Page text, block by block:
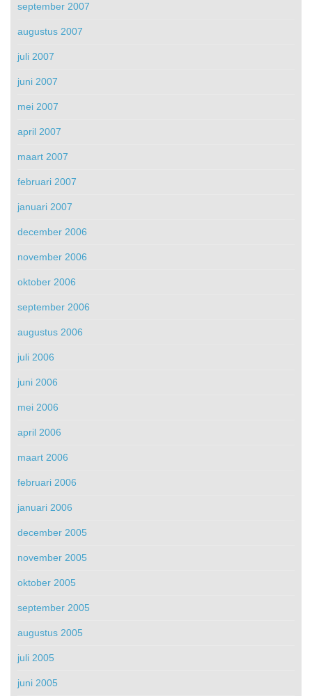
september 2007
augustus 2007
juli 2007
juni 2007
mei 2007
april 2007
maart 2007
februari 2007
januari 2007
december 2006
november 2006
oktober 2006
september 2006
augustus 2006
juli 2006
juni 2006
mei 2006
april 2006
maart 2006
februari 2006
januari 2006
december 2005
november 2005
oktober 2005
september 2005
augustus 2005
juli 2005
juni 2005